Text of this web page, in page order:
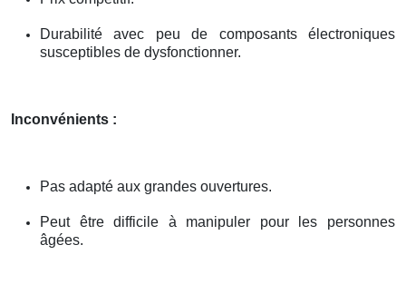
Durabilité avec peu de composants électroniques
susceptibles de dysfonctionner.
Inconvénients :
Pas adapté aux grandes ouvertures.
Peut être difficile à manipuler pour les personnes
âgées.